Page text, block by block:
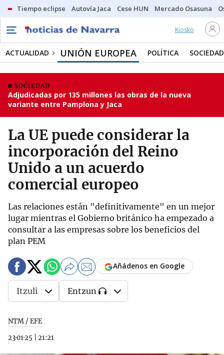
Tiempo eclipse Autovía Jaca Cese HUN Mercado Osasuna
Kiosko
ACTUALIDAD UNIÓN EUROPEA POLÍTICA SOCIEDAD
SOCIEDAD
Adjudicadas por 135 millones las obras de la nueva
variante entre Pamplona y Jaca
La UE puede considerar la
incorporación del Reino
Unido a un acuerdo
comercial europeo
Las relaciones están "definitivamente" en un mejor
lugar mientras el Gobierno británico ha empezado a
consultar a las empresas sobre los beneficios del
plan PEM
NTM / EFE
23·01·25
21:21
Añádenos en Google
Itzuli Entzun